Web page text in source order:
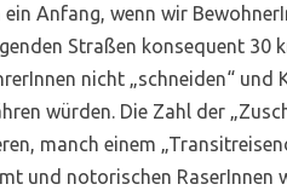
ein Anfang, wenn wir
Straßen konsequent 30
nicht „schneiden“ und
würden. Die Zahl der
manch einem
und notorischen RaserInnen